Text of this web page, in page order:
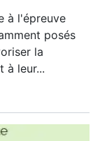
à l'épreuve
posés
la
à leur...